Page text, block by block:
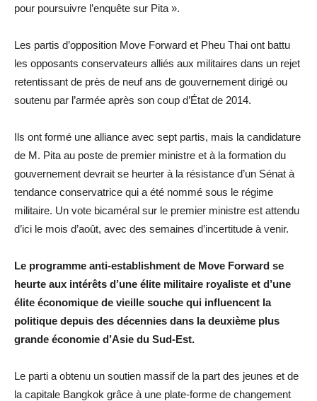
pour poursuivre l’enquête sur Pita ».
Les partis d’opposition Move Forward et Pheu Thai ont battu
les opposants conservateurs alliés aux militaires dans un rejet
retentissant de près de neuf ans de gouvernement dirigé ou
soutenu par l’armée après son coup d’État de 2014.
Ils ont formé une alliance avec sept partis, mais la candidature
de M. Pita au poste de premier ministre et à la formation du
gouvernement devrait se heurter à la résistance d’un Sénat à
tendance conservatrice qui a été nommé sous le régime
militaire. Un vote bicaméral sur le premier ministre est attendu
d’ici le mois d’août, avec des semaines d’incertitude à venir.
Le programme anti-establishment de Move Forward se
heurte aux intérêts d’une élite militaire royaliste et d’une
élite économique de vieille souche qui influencent la
politique depuis des décennies dans la deuxième plus
grande économie d’Asie du Sud-Est.
Le parti a obtenu un soutien massif de la part des jeunes et de
la capitale Bangkok grâce à une plate-forme de changement